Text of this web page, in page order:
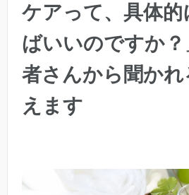
ケアって、具体
ばいいのですか
者さんから聞か
えます